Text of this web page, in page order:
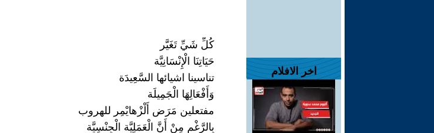
اخر الافلام
كُلِّ شَيِّ تَغَيَّر
حَيَاتِنَا الْإِنْسَانِيَّة
تناسينا اشيائها السَّعِيدَة
وَأَفْعَالِهَا الْجَمِيلَة
مفتعلين مَرَض أَلْزْهايْمِر للهروب
بِالرَّغْمِ مِنْ أَنَّ الْعَمَلِيَّة الْجِنْسِيَّة